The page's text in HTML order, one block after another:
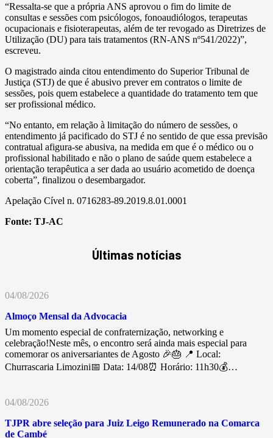
“Ressalta-se que a própria ANS aprovou o fim do limite de
consultas e sessões com psicólogos, fonoaudiólogos, terapeutas
ocupacionais e fisioterapeutas, além de ter revogado as Diretrizes de
Utilização (DU) para tais tratamentos (RN-ANS nº541/2022)”,
escreveu.
O magistrado ainda citou entendimento do Superior Tribunal de
Justiça (STJ) de que é abusivo prever em contratos o limite de
sessões, pois quem estabelece a quantidade do tratamento tem que
ser profissional médico.
“No entanto, em relação à limitação do número de sessões, o
entendimento já pacificado do STJ é no sentido de que essa previsão
contratual afigura-se abusiva, na medida em que é o médico ou o
profissional habilitado e não o plano de saúde quem estabelece a
orientação terapêutica a ser dada ao usuário acometido de doença
coberta”, finalizou o desembargador.
Apelação Cível n. 0716283-89.2019.8.01.0001
Fonte: TJ-AC
Últimas notícias
04/08/2026
Almoço Mensal da Advocacia
Um momento especial de confraternização, networking e
celebração!Neste mês, o encontro será ainda mais especial para
comemorar os aniversariantes de Agosto 🎉🎂 📍 Local:
Churrascaria Limozini📅 Data: 14/08⏰ Horário: 11h30💰…
04/08/2026
TJPR abre seleção para Juiz Leigo Remunerado na Comarca
de Cambé